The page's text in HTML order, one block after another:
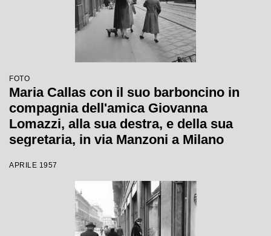
FOTO
Maria Callas con il suo barboncino in
compagnia dell'amica Giovanna
Lomazzi, alla sua destra, e della sua
segretaria, in via Manzoni a Milano
APRILE 1957